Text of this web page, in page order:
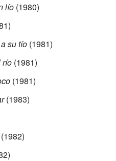
lío (1980)
su tío (1981)
río (1981)
(1981)
(1983)
(1982)